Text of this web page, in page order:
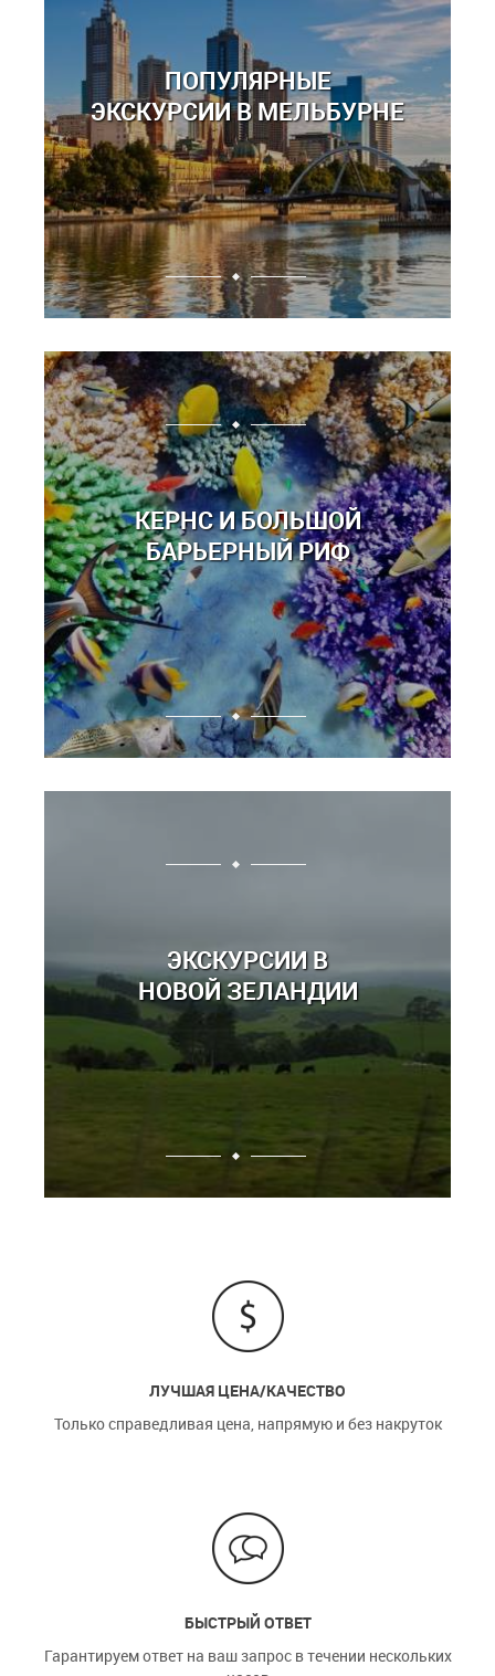
ПОПУЛЯРНЫЕ
ЭКСКУРСИИ В МЕЛЬБУРНЕ
КЕРНС И БОЛЬШОЙ
БАРЬЕРНЫЙ РИФ
ЭКСКУРСИИ В
НОВОЙ ЗЕЛАНДИИ
ЛУЧШАЯ ЦЕНА/КАЧЕСТВО
Только справедливая цена, напрямую и без накруток
БЫСТРЫЙ ОТВЕТ
Гарантируем ответ на ваш запрос в течении нескольких